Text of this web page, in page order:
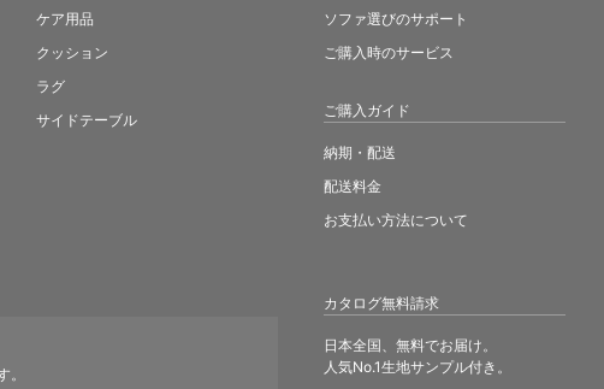
カタログ無料請求
日本全国、無料でお届け。
人気No.1生地サンプル付き。
ケア用品
クッション
ラグ
サイドテーブル
ソファ選びのサポート
ご購入時のサービス
ご購入ガイド
納期・配送
配送料金
お支払い方法について